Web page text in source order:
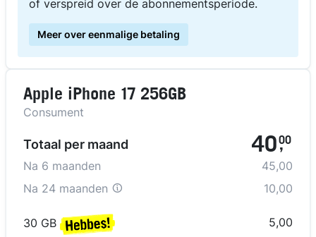
of verspreid over de abonnementsperiode.
Meer over eenmalige betaling
Apple iPhone 17 256GB
Consument
Totaal per maand 40,
00
Na 6 maanden
45,00
Na 24 maanden 10,00
30 GB
5,00